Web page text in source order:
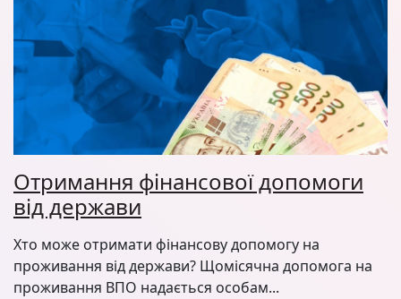
Отримання фінансової допомоги
від держави
Хто може отримати фінансову допомогу на
проживання від держави? Щомісячна допомога на
проживання ВПО надається особам...